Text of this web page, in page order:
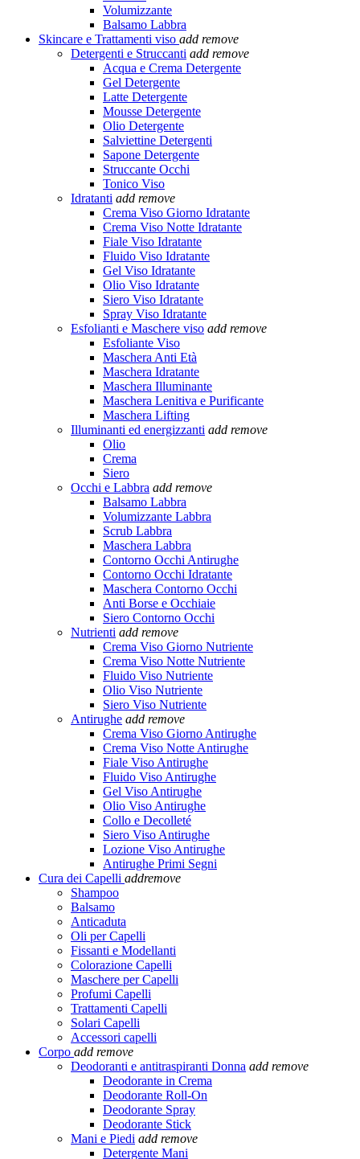
Volumizzante
Balsamo Labbra
Skincare e Trattamenti viso add remove
Detergenti e Struccanti add remove
Acqua e Crema Detergente
Gel Detergente
Latte Detergente
Mousse Detergente
Olio Detergente
Salviettine Detergenti
Sapone Detergente
Struccante Occhi
Tonico Viso
Idratanti add remove
Crema Viso Giorno Idratante
Crema Viso Notte Idratante
Fiale Viso Idratante
Fluido Viso Idratante
Gel Viso Idratante
Olio Viso Idratante
Siero Viso Idratante
Spray Viso Idratante
Esfolianti e Maschere viso add remove
Esfoliante Viso
Maschera Anti Età
Maschera Idratante
Maschera Illuminante
Maschera Lenitiva e Purificante
Maschera Lifting
Illuminanti ed energizzanti add remove
Olio
Crema
Siero
Occhi e Labbra add remove
Balsamo Labbra
Volumizzante Labbra
Scrub Labbra
Maschera Labbra
Contorno Occhi Antirughe
Contorno Occhi Idratante
Maschera Contorno Occhi
Anti Borse e Occhiaie
Siero Contorno Occhi
Nutrienti add remove
Crema Viso Giorno Nutriente
Crema Viso Notte Nutriente
Fluido Viso Nutriente
Olio Viso Nutriente
Siero Viso Nutriente
Antirughe add remove
Crema Viso Giorno Antirughe
Crema Viso Notte Antirughe
Fiale Viso Antirughe
Fluido Viso Antirughe
Gel Viso Antirughe
Olio Viso Antirughe
Collo e Decolleté
Siero Viso Antirughe
Lozione Viso Antirughe
Antirughe Primi Segni
Cura dei Capelli addremove
Shampoo
Balsamo
Anticaduta
Oli per Capelli
Fissanti e Modellanti
Colorazione Capelli
Maschere per Capelli
Profumi Capelli
Trattamenti Capelli
Solari Capelli
Accessori capelli
Corpo add remove
Deodoranti e antitraspiranti Donna add remove
Deodorante in Crema
Deodorante Roll-On
Deodorante Spray
Deodorante Stick
Mani e Piedi add remove
Detergente Mani